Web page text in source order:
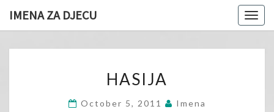
IMENA ZA DJECU
HASIJA
October 5, 2011 Imena